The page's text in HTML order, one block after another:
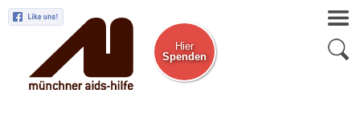
Hier
Spenden